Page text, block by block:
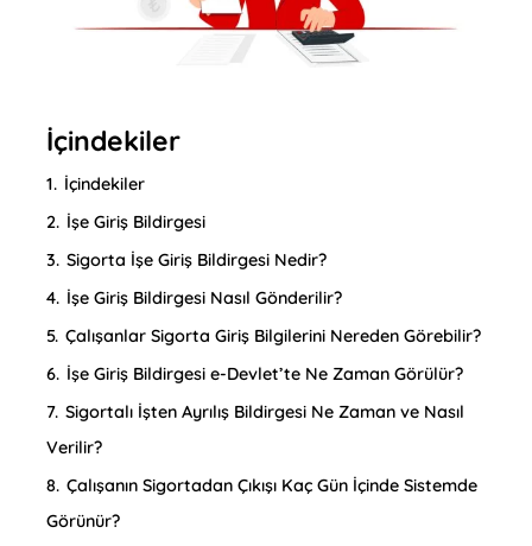
İçindekiler
1. İçindekiler
2. İşe Giriş Bildirgesi
3. Sigorta İşe Giriş Bildirgesi Nedir?
4. İşe Giriş Bildirgesi Nasıl Gönderilir?
5. Çalışanlar Sigorta Giriş Bilgilerini Nereden Görebilir?
6. İşe Giriş Bildirgesi e-Devlet’te Ne Zaman Görülür?
7. Sigortalı İşten Ayrılış Bildirgesi Ne Zaman ve Nasıl
Verilir?
8. Çalışanın Sigortadan Çıkışı Kaç Gün İçinde Sistemde
Görünür?